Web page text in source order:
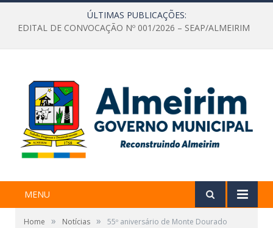
ÚLTIMAS PUBLICAÇÕES:
EDITAL DE CONVOCAÇÃO Nº 001/2026 – SEAP/ALMEIRIM
MENU
Home » Notícias » 55º aniversário de Monte Dourado